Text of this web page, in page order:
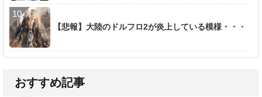
【悲報】大陸のドルフロ2が炎上している模様・・・
おすすめ記事